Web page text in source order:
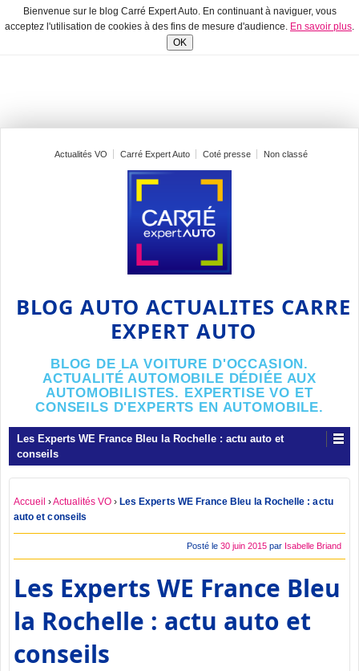
Bienvenue sur le blog Carré Expert Auto. En continuant à naviguer, vous
acceptez l'utilisation de cookies à des fins de mesure d'audience. En savoir plus.
OK
Actualités VO Carré Expert Auto Coté presse Non classé
BLOG AUTO ACTUALITES CARRE
EXPERT AUTO
BLOG DE LA VOITURE D'OCCASION.
ACTUALITÉ AUTOMOBILE DÉDIÉE AUX
AUTOMOBILISTES. EXPERTISE VO ET
CONSEILS D'EXPERTS EN AUTOMOBILE.
Les Experts WE France Bleu la Rochelle : actu auto et
conseils
Accueil ›Actualités VO › Les Experts WE France Bleu la Rochelle : actu
auto et conseils
Posté le 30 juin 2015 par Isabelle Briand
Les Experts WE France Bleu
la Rochelle : actu auto et
conseils